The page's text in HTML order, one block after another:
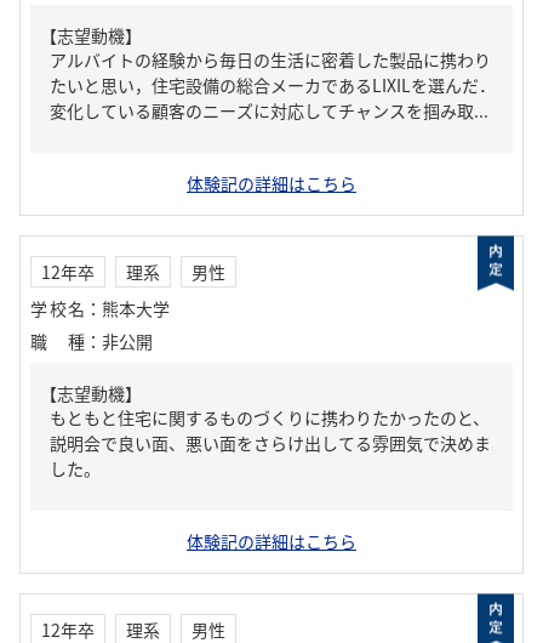
【志望動機】
アルバイトの経験から毎日の生活に密着した製品に携わり
たいと思い，住宅設備の総合メーカであるLIXILを選んだ．
変化している顧客のニーズに対応してチャンスを掴み取...
体験記の詳細はこちら
12年卒 理系
男性
学校名 ： 熊本大学
職種 ： 非公開
【志望動機】
もともと住宅に関するものづくりに携わりたかったのと、
説明会で良い面、悪い面をさらけ出してる雰囲気で決めま
した。
体験記の詳細はこちら
12年卒 理系
男性